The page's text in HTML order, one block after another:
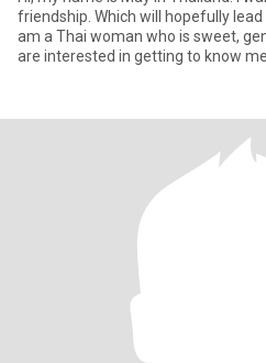
friendship. Which will hopefully lead to a long-term commitment. I
am a Thai woman who is sweet, gentle
are interested in getting to know